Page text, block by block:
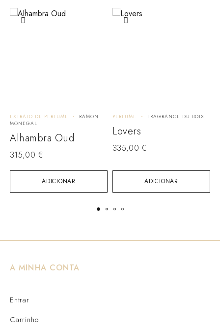
ADICIONAR
EXTRATO DE PERFUME
RAMON
MONEGAL
Alhambra Oud
315,00 €
ADICIONAR
PERFUME FRAGRANCE DU BOIS
Lovers
335,00 €
A MINHA CONTA
Entrar
Carrinho